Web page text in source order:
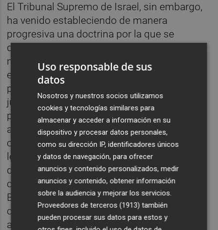
El Tribunal Supremo de Israel, sin embargo,
ha venido estableciendo de manera
progresiva una doctrina por la que se
determina que esas Leyes Básicas, por el
mero hecho de haber sido elaboradas con
ese título de "ley básica", ocupan una
posición superior en el ordenamiento
jurídico y no pueden, por tanto, ser violadas
por las leyes ordinarias. Esto mismo le ha
atribuido al alto Tribunal el papel de
controlador de la constitucionalidad de las
leyes ordinarias y, por lo tanto, la posibilidad
de anular aquellas leyes del parlamento que
considere vulneradoras de las Leyes
Básicas. Este papel, además, ha traído
consigo, de manera consiguiente, la
atribución también al Tribunal Supremo del
Uso responsable de sus
datos
Nosotros y nuestros socios utilizamos
cookies y tecnologías similares para
almacenar y acceder a información en su
dispositivo y procesar datos personales,
como su dirección IP, identificadores únicos
y datos de navegación, para ofrecer
anuncios y contenido personalizados, medir
anuncios y contenido, obtener información
sobre la audiencia y mejorar los servicios.
Proveedores de terceros (1913) también
pueden procesar sus datos para estos y